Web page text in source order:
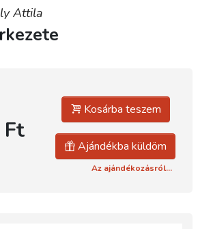
Attila
Ft
Kosárba teszem
Ajándékba küldöm
Az ajándékozásról...